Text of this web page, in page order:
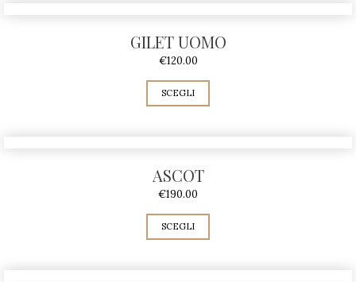
GILET UOMO
€120.00
SCEGLI
ASCOT
€190.00
SCEGLI